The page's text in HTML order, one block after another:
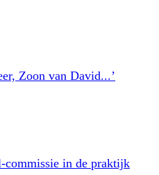
Zoon van David...’
commissie in de praktijk